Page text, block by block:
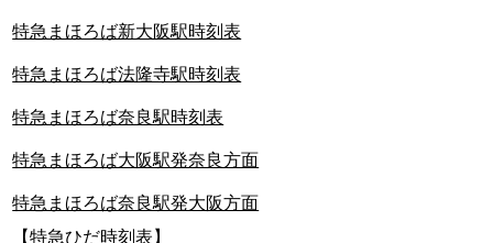
特急まほろば新大阪駅時刻表
特急まほろば法隆寺駅時刻表
特急まほろば奈良駅時刻表
特急まほろば大阪駅発奈良方面
特急まほろば奈良駅発大阪方面
【特急ひだ時刻表】